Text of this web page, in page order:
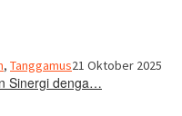
, Tanggamus21 Oktober 2025
Sinergi denga…